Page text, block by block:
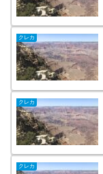
クレカ
クレカ
クレカ